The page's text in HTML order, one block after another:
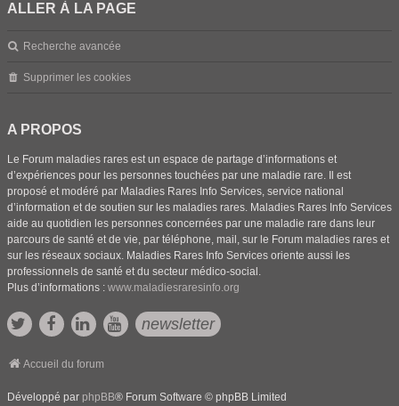
ALLER À LA PAGE
Recherche avancée
Supprimer les cookies
A PROPOS
Le Forum maladies rares est un espace de partage d’informations et
d’expériences pour les personnes touchées par une maladie rare. Il est
proposé et modéré par Maladies Rares Info Services, service national
d’information et de soutien sur les maladies rares. Maladies Rares Info Services
aide au quotidien les personnes concernées par une maladie rare dans leur
parcours de santé et de vie, par téléphone, mail, sur le Forum maladies rares et
sur les réseaux sociaux. Maladies Rares Info Services oriente aussi les
professionnels de santé et du secteur médico-social.
Plus d’informations : www.maladiesraresinfo.org
newsletter
Accueil du forum
Développé par phpBB® Forum Software © phpBB Limited